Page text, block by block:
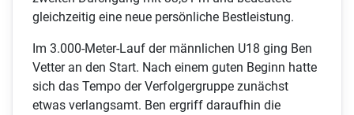
gleichzeitig eine neue persönliche Bestleistung.
Im 3.000-Meter-Lauf der männlichen U18 ging Ben
Vetter an den Start. Nach einem guten Beginn hatte
sich das Tempo der Verfolgergruppe zunächst
etwas verlangsamt. Ben ergriff daraufhin die